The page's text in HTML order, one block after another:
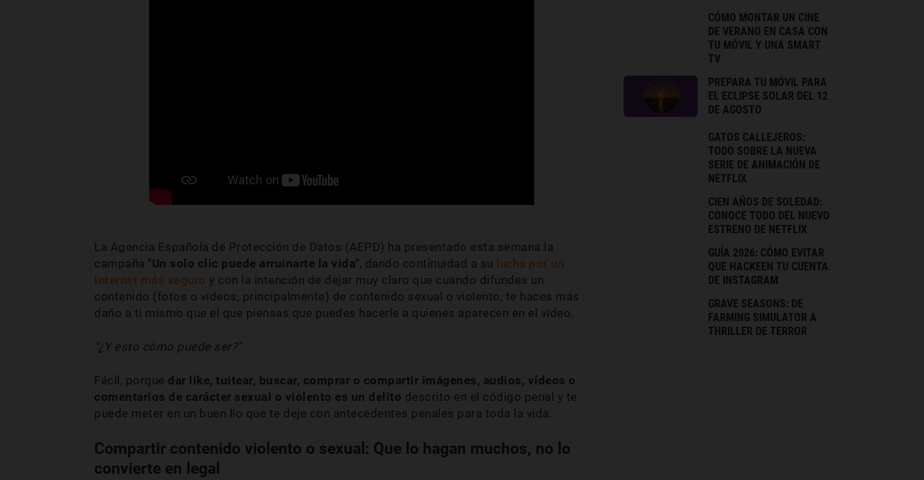
La Agencia Española de Protección de Datos (AEPD) ha presentado esta semana la
campaña "Un solo clic puede arruinarte la vida", dando continuidad a su lucha por un
Internet más seguro y con la intención de dejar muy claro que cuando difundes un
contenido (fotos o vídeos, principalmente) de contenido sexual o violento, te haces más
daño a ti mismo que el que piensas que puedes hacerle a quienes aparecen en el vídeo.
"¿Y esto cómo puede ser?"
Fácil, porque dar like, tuitear, buscar, comprar o compartir imágenes, audios, vídeos o
comentarios de carácter sexual o violento es un delito descrito en el código penal y te
puede meter en un buen lío que te deje con antecedentes penales para toda la vida.
Compartir contenido violento o sexual: Que lo hagan muchos, no lo
convierte en legal
CÓMO MONTAR UN CINE
DE VERANO EN CASA CON
TU MÓVIL Y UNA SMART
TV
PREPARA TU MÓVIL PARA
EL ECLIPSE SOLAR DEL 12
DE AGOSTO
GATOS CALLEJEROS:
TODO SOBRE LA NUEVA
SERIE DE ANIMACIÓN DE
NETFLIX
CIEN AÑOS DE SOLEDAD:
CONOCE TODO DEL NUEVO
ESTRENO DE NETFLIX
GUÍA 2026: CÓMO EVITAR
QUE HACKEEN TU CUENTA
DE INSTAGRAM
GRAVE SEASONS: DE
FARMING SIMULATOR A
THRILLER DE TERROR